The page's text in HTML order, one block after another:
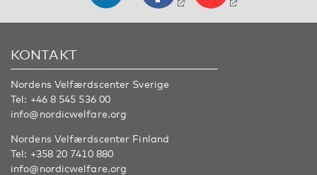
KONTAKT
Nordens Velfærdscenter Sverige
Tel: +46 8 545 536 00
info@nordicwelfare.org
Nordens Velfærdscenter Finland
Tel: +358 20 7410 880
info@nordicwelfare.org